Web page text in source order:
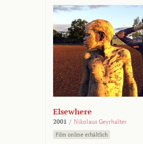
Elsewhere
2001 / Nikolaus Geyrhalter
Film online erhältlich